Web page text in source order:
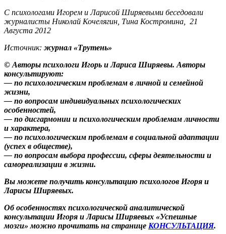
С психологами Игорем и Ларисой Ширяевыми беседовали
журналисты Николай Кочелягин, Тина Костромина, 21
Августа 2012
Источник: журнал «Трутень»
© Авторы психологи Игорь и Лариса Ширяевы. Авторы
консультируют:
— по психологическим проблемам в личной и семейной
жизни,
— по вопросам индивидуальных психологических
особенностей,
— по дисгармонии и психологическим проблемам личности
и характера,
— по психологическим проблемам в социальной адаптации
(успех в обществе),
— по вопросам выбора профессии, сферы деятельности и
самореализации в жизни.
Вы можете получить консультацию психологов Игоря и
Ларисы Ширяевых.
Об особенностях психологической аналитической
консультации Игоря и Ларисы Ширяевых «Успешные
мозги» можно прочитать на странице КОНСУЛЬТАЦИЯ.